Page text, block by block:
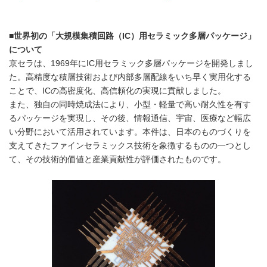
■世界初の「大規模集積回路（IC）用セラミック多層パッケージ」
について
京セラは、1969年にIC用セラミック多層パッケージを開発しまし
た。高精度な積層技術および内部多層配線をいち早く実用化する
ことで、ICの高密度化、高信頼化の実現に貢献しました。
また、独自の同時焼成法により、小型・軽量で高い耐久性を有す
るパッケージを実現し、その後、情報通信、宇宙、医療など幅広
い分野において活用されています。本件は、日本のものづくりを
支えてきたファインセラミックス技術を象徴するものの一つとし
て、その技術的価値と産業貢献性が評価されたものです。